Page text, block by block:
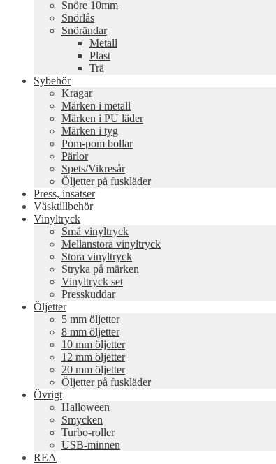
Snöre 10mm
Snörlås
Snörändar
Metall
Plast
Trä
Sybehör
Kragar
Märken i metall
Märken i PU läder
Märken i tyg
Pom-pom bollar
Pärlor
Spets/Vikresår
Öljetter på fuskläder
Press, insatser
Väsktillbehör
Vinyltryck
Små vinyltryck
Mellanstora vinyltryck
Stora vinyltryck
Stryka på märken
Vinyltryck set
Presskuddar
Öljetter
5 mm öljetter
8 mm öljetter
10 mm öljetter
12 mm öljetter
20 mm öljetter
Öljetter på fuskläder
Övrigt
Halloween
Smycken
Turbo-roller
USB-minnen
REA